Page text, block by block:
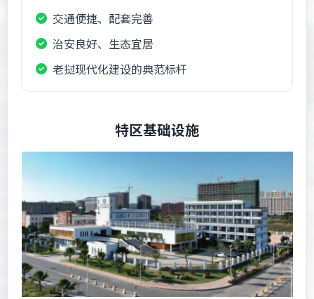
交通便捷、配套完善
治安良好、生态宜居
老挝现代化建设的典范标杆
特区基础设施